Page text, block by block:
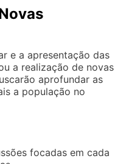
e a apresentação das
a realização de novas
aprofundar as
a população no
focadas em cada